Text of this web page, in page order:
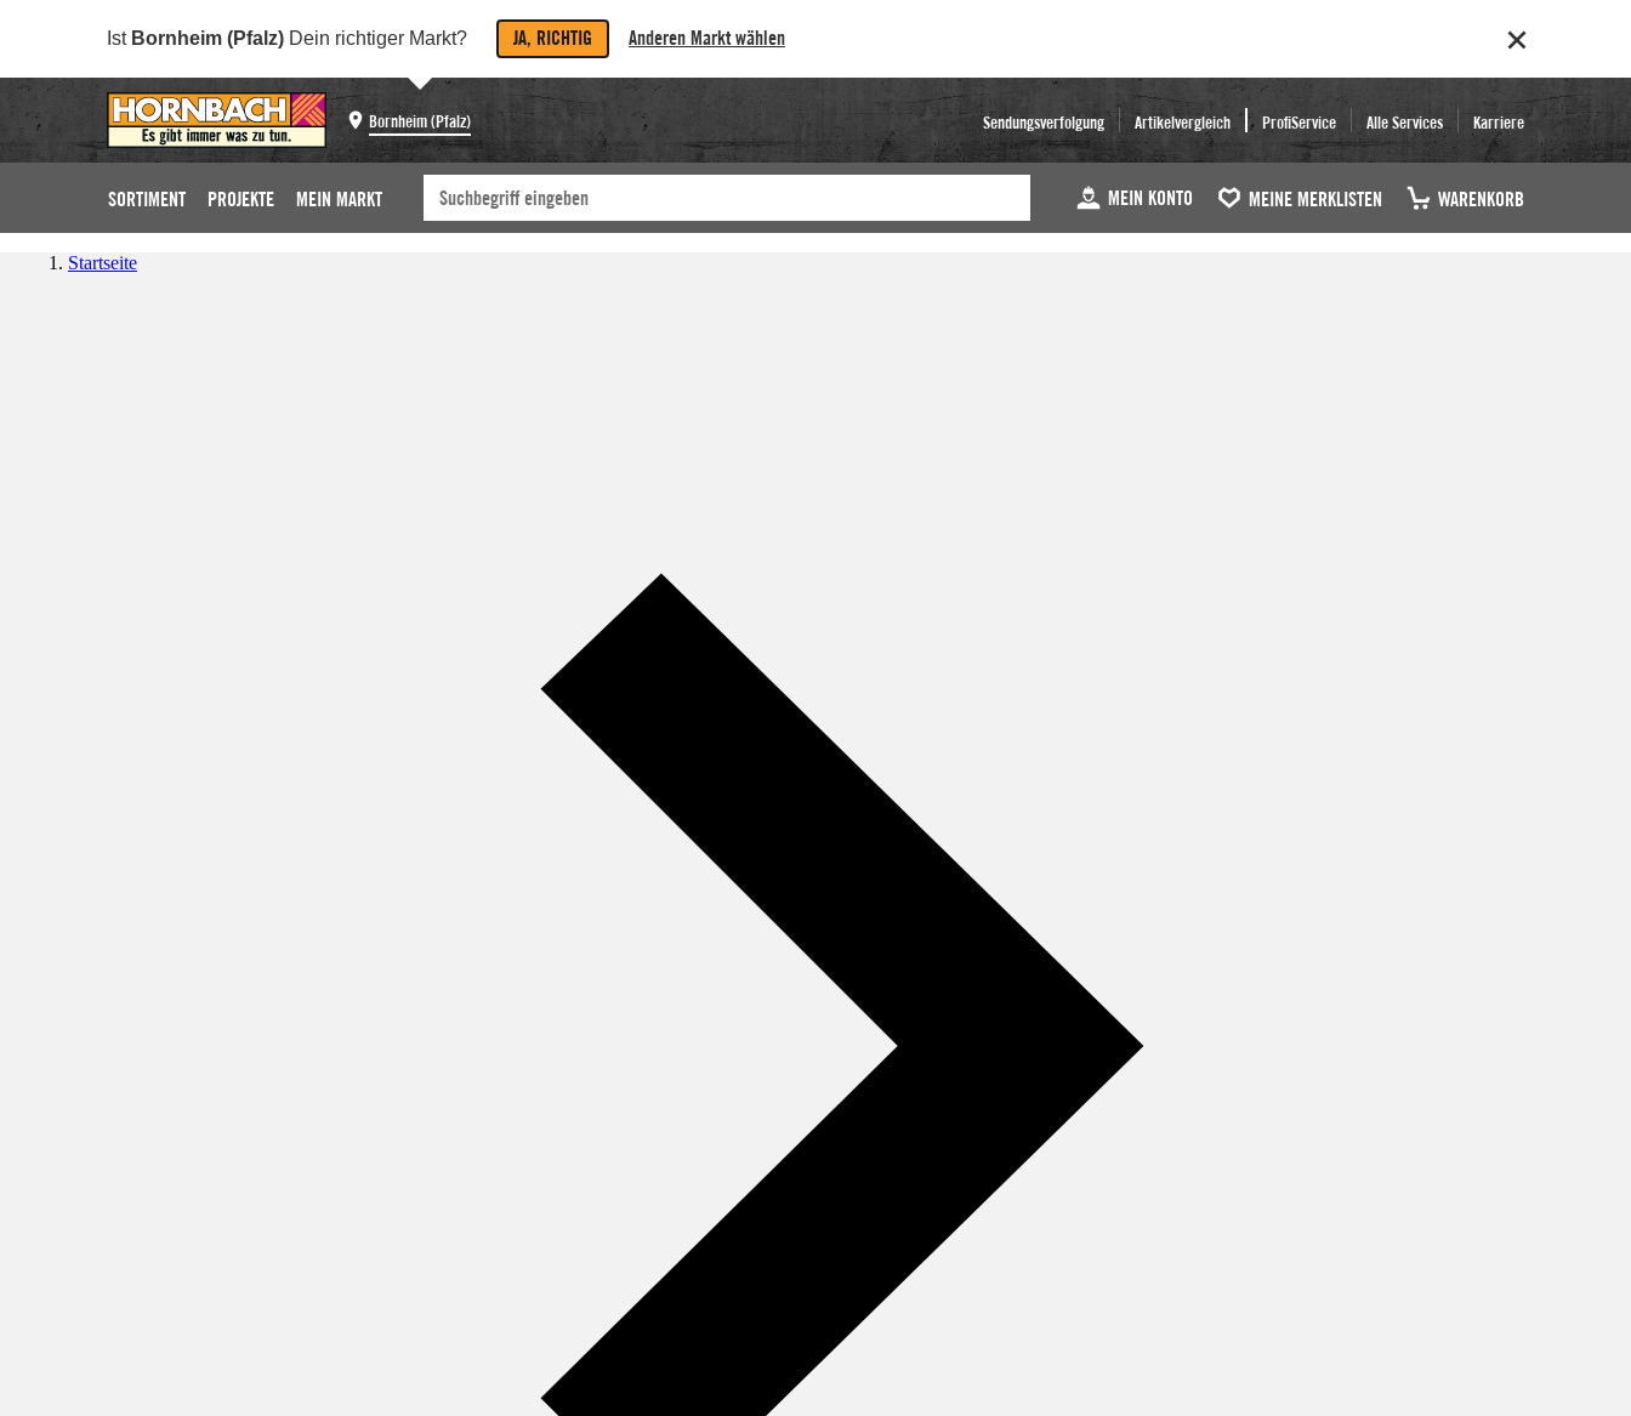
Ist Bornheim (Pfalz) Dein richtiger Markt? JA, RICHTIG Anderen Markt wählen
Bornheim (Pfalz) Sendungsverfolgung Artikelvergleich ProfiService Alle Services Karriere
SORTIMENT PROJEKTE MEIN MARKT MEIN KONTO MEINE MERKLISTEN WARENKORB
Startseite